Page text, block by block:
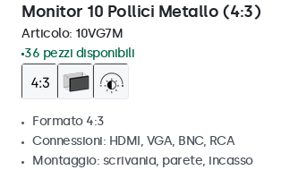
Monitor 10 Pollici Metallo (4:3)
Articolo: 10VG7M
36 pezzi disponibili
Formato 4:3
Connessioni: HDMI, VGA, BNC, RCA
Montaggio: scrivania, parete, incasso